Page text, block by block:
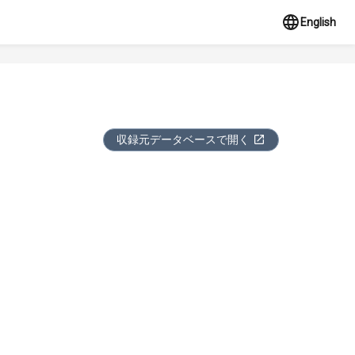
English
収録元データベースで開く